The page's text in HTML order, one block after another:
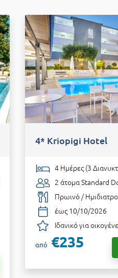
4* Kriopigi Hotel
4 Ημέρες (3
2 άτομαStandard
Πρωινό /
έως 10/10/2026
Ιδανικό για
από €235